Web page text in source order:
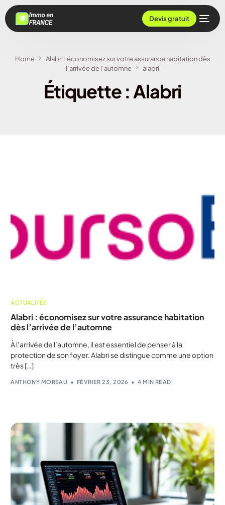
Devis gratuit
Home
Alabri : économisez sur votre assurance habitation dès
l’arrivée de l’automne
alabri
Étiquette :Alabri
ACTUALITÉS
Alabri : économisez sur votre assurance habitation
dès l’arrivée de l’automne
À l’arrivée de l’automne, il est essentiel de penser à la
protection de son foyer. Alabri se distingue comme une option
très […]
ANTHONY MOREAU FÉVRIER 23, 2026 4 MIN READ